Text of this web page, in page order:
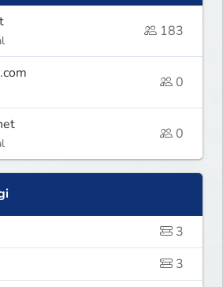
183
0
0
3
3